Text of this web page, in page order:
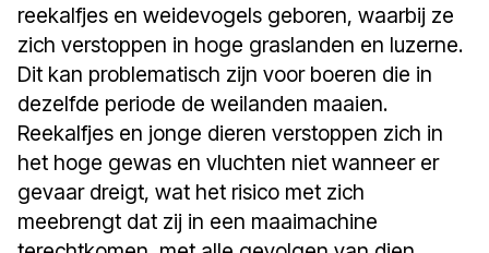
reekalfjes en weidevogels geboren, waarbij ze
zich verstoppen in hoge graslanden en luzerne.
Dit kan problematisch zijn voor boeren die in
dezelfde periode de weilanden maaien.
Reekalfjes en jonge dieren verstoppen zich in
het hoge gewas en vluchten niet wanneer er
gevaar dreigt, wat het risico met zich
meebrengt dat zij in een maaimachine